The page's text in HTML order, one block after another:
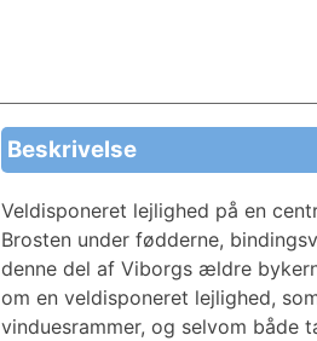
Beskrivelse
Veldisponeret lejlighed på en
Brosten under fødderne,
denne del af Viborgs ældre
om en veldisponeret lejlighed,
vinduesrammer, og selvom både